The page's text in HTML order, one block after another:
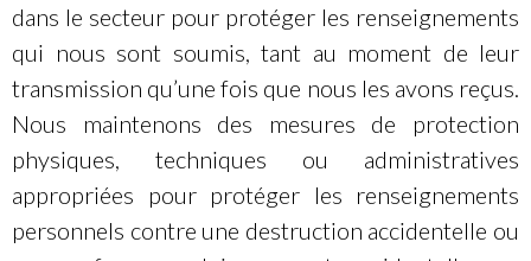
dans le secteur pour protéger les renseignements
qui nous sont soumis, tant au moment de leur
transmission qu’une fois que nous les avons reçus.
Nous maintenons des mesures de protection
physiques, techniques ou administratives
appropriées pour protéger les renseignements
personnels contre une destruction accidentelle ou